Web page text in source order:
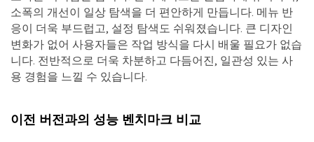
소폭의 개선이 일상 탐색을 더 편안하게 만듭니다. 메뉴 반
응이 더욱 부드럽고, 설정 탐색도 쉬워졌습니다. 큰 디자인
변화가 없어 사용자들은 작업 방식을 다시 배울 필요가 없습
니다. 전반적으로 더욱 차분하고 다듬어진, 일관성 있는 사
용 경험을 느낄 수 있습니다.
이전 버전과의 성능 벤치마크 비교